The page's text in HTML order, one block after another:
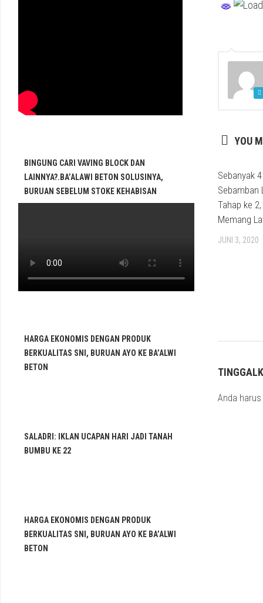
YOU
Sebanyak
Sebamban
Tahap ke
Memang
JUNI 3, 2020
Anda harus
BINGUNG CARI VAVING BLOCK DAN
LAINNYA?.BA’ALAWI BETON SOLUSINYA,
BURUAN SEBELUM STOKE KEHABISAN
HARGA EKONOMIS DENGAN PRODUK
BERKUALITAS SNI, BURUAN AYO KE BA’ALWI
BETON
SALADRI: IKLAN UCAPAN HARI JADI TANAH
BUMBU KE 22
HARGA EKONOMIS DENGAN PRODUK
BERKUALITAS SNI, BURUAN AYO KE BA’ALWI
BETON